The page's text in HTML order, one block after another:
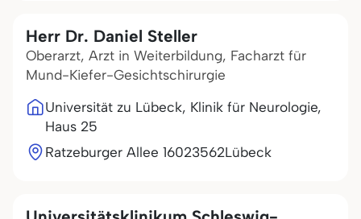
Herr Dr. Daniel Steller
Oberarzt, Arzt in Weiterbildung, Facharzt für
Mund-Kiefer-Gesichtschirurgie
Universität zu Lübeck, Klinik für Neurologie,
Haus 25
Ratzeburger Allee 16023562Lübeck